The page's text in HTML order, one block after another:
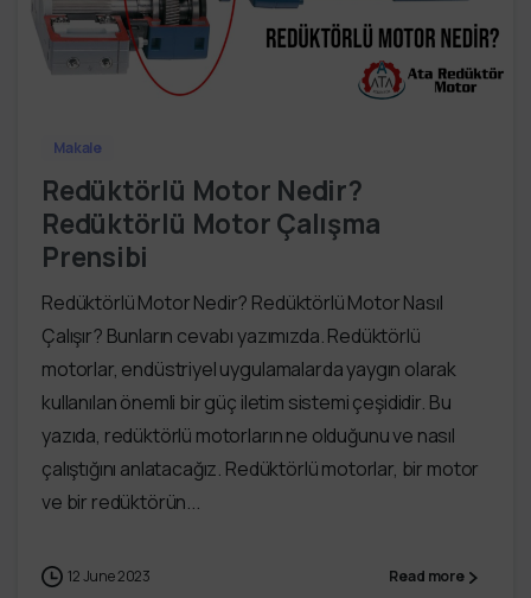
Makale
Redüktörlü Motor Nedir?
Redüktörlü Motor Çalışma
Prensibi
Redüktörlü Motor Nedir? Redüktörlü Motor Nasıl
Çalışır? Bunların cevabı yazımızda. Redüktörlü
motorlar, endüstriyel uygulamalarda yaygın olarak
kullanılan önemli bir güç iletim sistemi çeşididir. Bu
yazıda, redüktörlü motorların ne olduğunu ve nasıl
çalıştığını anlatacağız. Redüktörlü motorlar, bir motor
ve bir redüktörün...
12 June 2023 Read more